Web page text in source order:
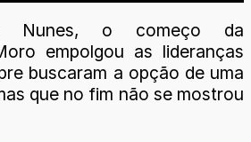
Nunes, o começo da
empolgou as lideranças
buscaram a opção de uma
que no fim não se mostrou